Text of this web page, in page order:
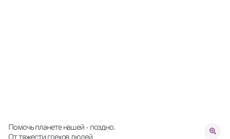
Помочь планете нашей - поздно.
От тяжести грехов людей